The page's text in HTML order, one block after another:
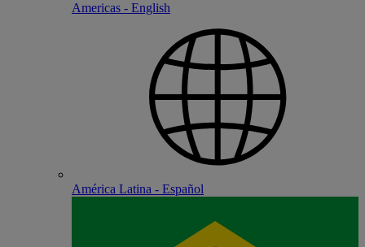
Americas - English
América Latina - Español